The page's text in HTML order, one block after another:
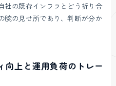
社の既存インフラとどう折り合
腕の見せ所であり、判断が分か
向上と運用負荷のトレー